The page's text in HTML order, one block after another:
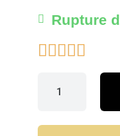
Rupture
    